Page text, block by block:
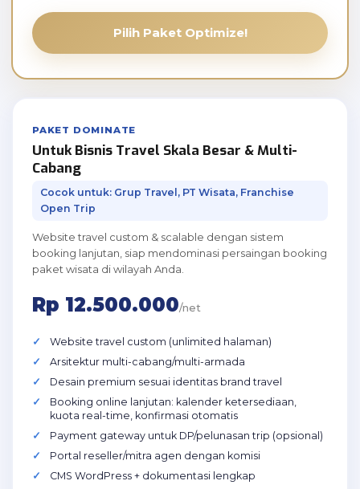
Pilih Paket Optimize!
PAKET DOMINATE
Untuk Bisnis Travel Skala Besar & Multi-
Cabang
Cocok untuk: Grup Travel, PT Wisata, Franchise
Open Trip
Website travel custom & scalable dengan sistem
booking lanjutan, siap mendominasi persaingan booking
paket wisata di wilayah Anda.
Rp 12.500.000/net
Website travel custom (unlimited halaman)
Arsitektur multi-cabang/multi-armada
Desain premium sesuai identitas brand travel
Booking online lanjutan: kalender ketersediaan,
kuota real-time, konfirmasi otomatis
Payment gateway untuk DP/pelunasan trip (opsional)
Portal reseller/mitra agen dengan komisi
CMS WordPress + dokumentasi lengkap